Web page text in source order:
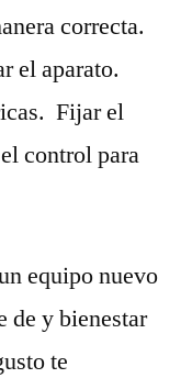
correcta.
el aparato.
Fijar el
control para
equipo nuevo
de y bienestar
te